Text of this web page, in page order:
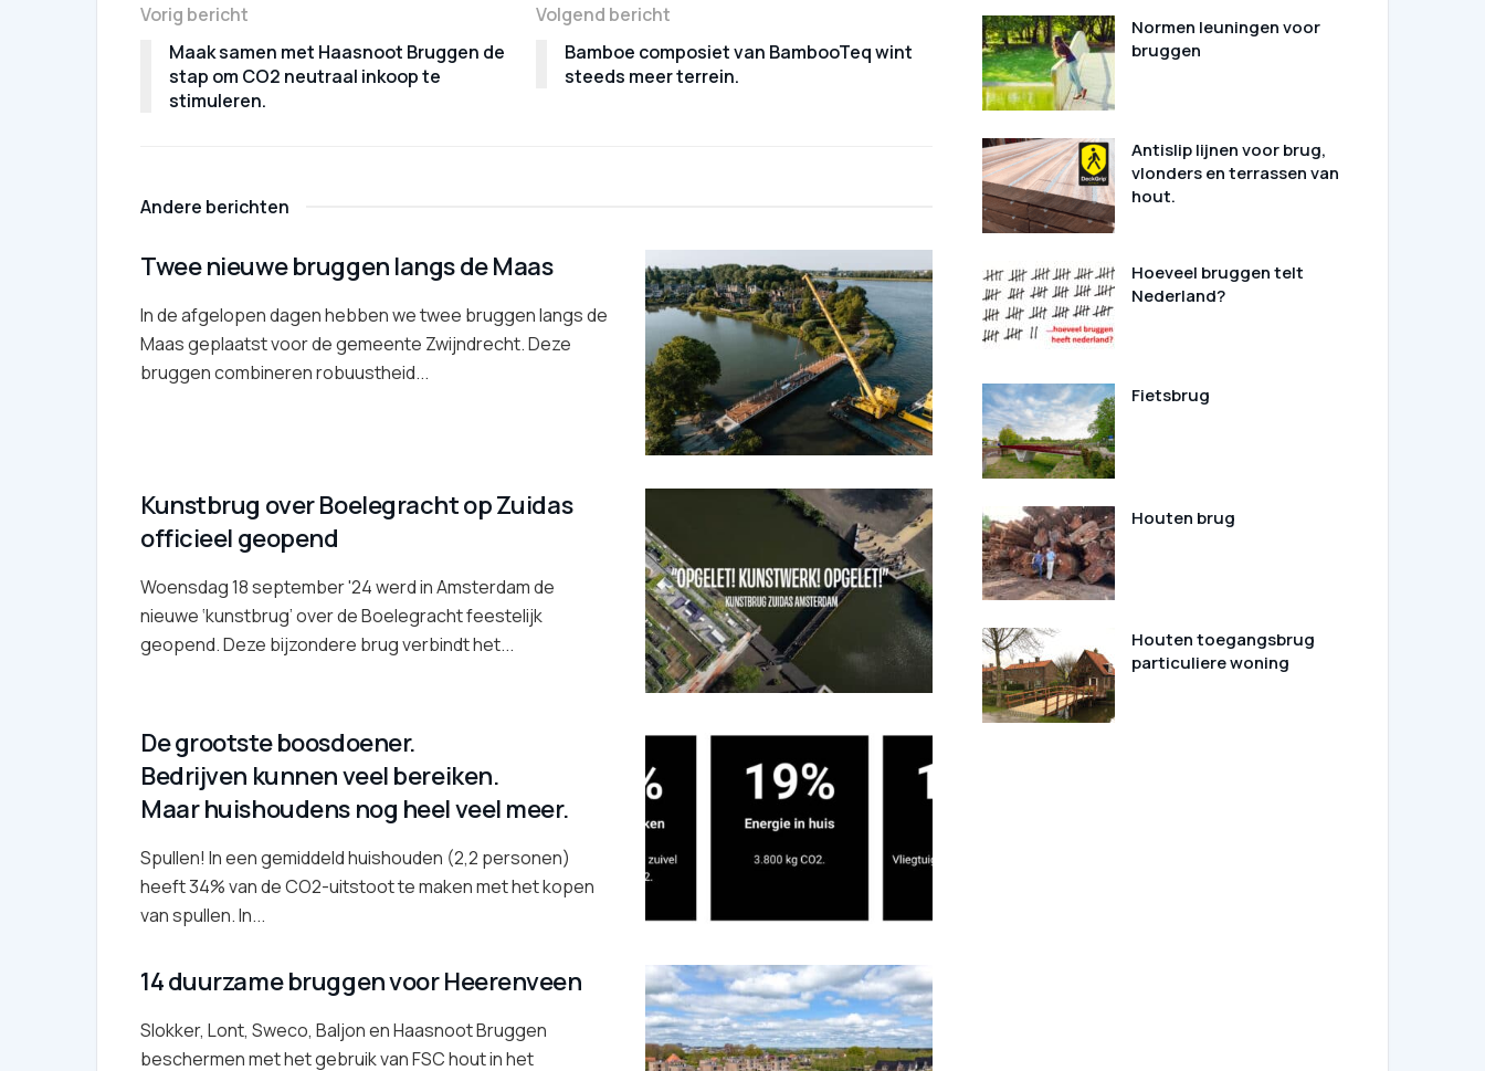
Vorig bericht
Maak samen met Haasnoot Bruggen de
stap om CO2 neutraal inkoop te
stimuleren.
Volgend bericht
Bamboe composiet van BambooTeq wint
steeds meer terrein.
Andere berichten
Twee nieuwe bruggen langs de Maas
In de afgelopen dagen hebben we twee bruggen langs de
Maas geplaatst voor de gemeente Zwijndrecht. Deze
bruggen combineren robuustheid...
Kunstbrug over Boelegracht op Zuidas
officieel geopend
Woensdag 18 september '24 werd in Amsterdam de
nieuwe ‘kunstbrug’ over de Boelegracht feestelijk
geopend. Deze bijzondere brug verbindt het...
De grootste boosdoener.
Bedrijven kunnen veel bereiken.
Maar huishoudens nog heel veel meer.
Spullen! In een gemiddeld huishouden (2,2 personen)
heeft 34% van de CO2-uitstoot te maken met het kopen
van spullen. In...
14 duurzame bruggen voor Heerenveen
Slokker, Lont, Sweco, Baljon en Haasnoot Bruggen
beschermen met het gebruik van FSC hout in het
Normen leuningen voor
bruggen
Antislip lijnen voor brug,
vlonders en terrassen van
hout.
Hoeveel bruggen telt
Nederland?
Fietsbrug
Houten brug
Houten toegangsbrug
particuliere woning